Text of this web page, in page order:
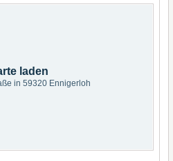
laden
in 59320 Ennigerloh